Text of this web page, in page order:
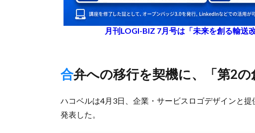
月刊LOGI-BIZ 7月号は「未来を創る輸送
合弁への移行を契機に、「第2の
ハコベルは4月3日、企業・サービスロゴデザインと
発表した。